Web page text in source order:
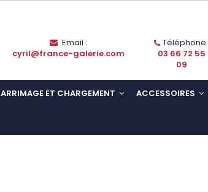
Email :
cyril@france-galerie.com
Téléphone
03 66 72 55
09
ARRIMAGE ET CHARGEMENT ACCESSOIRES